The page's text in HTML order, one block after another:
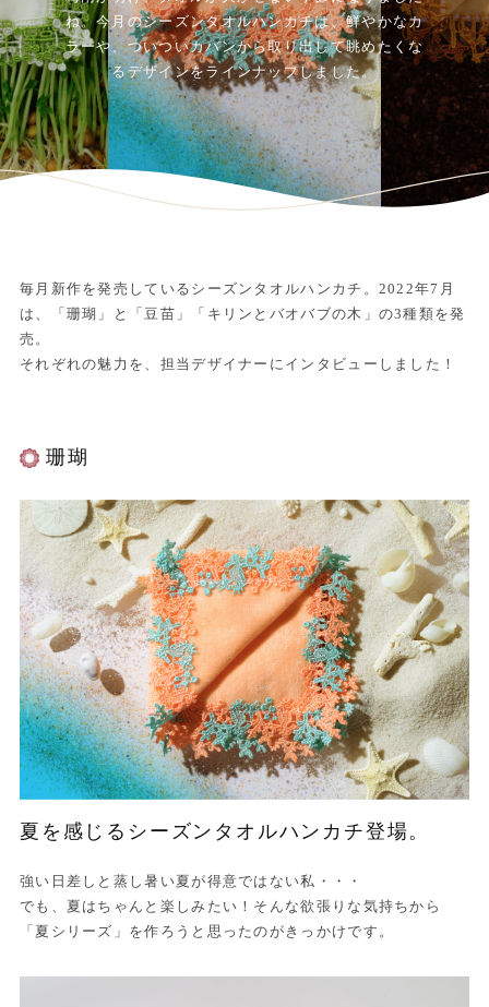
ね。今月のシーズンタオルハンカチは、鮮やかなカ
ラーや、ついついカバンから取り出して眺めたくな
るデザインをラインナップしました。
毎月新作を発売しているシーズンタオルハンカチ。2022年7月
は、「珊瑚」と「豆苗」「キリンとバオバブの木」の3種類を発
売。
それぞれの魅力を、担当デザイナーにインタビューしました！
珊瑚
夏を感じるシーズンタオルハンカチ登場。
強い日差しと蒸し暑い夏が得意ではない私・・・
でも、夏はちゃんと楽しみたい！そんな欲張りな気持ちから
「夏シリーズ」を作ろうと思ったのがきっかけです。